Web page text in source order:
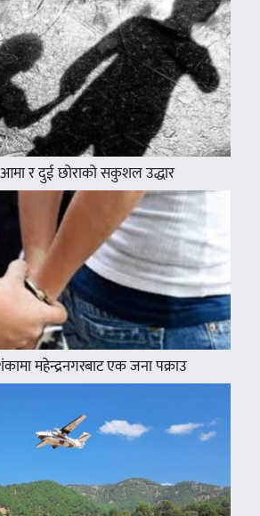
र दुई छोराको सकुशल उद्धार
महेन्द्रनगरबाट एक जना पक्राउ